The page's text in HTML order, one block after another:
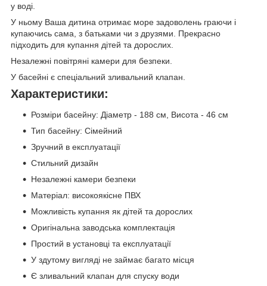
у воді.
У ньому Ваша дитина отримає море задоволень граючи і
купаючись сама, з батьками чи з друзями. Прекрасно
підходить для купання дітей та дорослих.
Незалежні повітряні камери для безпеки.
У басейні є спеціальний зливальний клапан.
Характеристики:
Розміри басейну: Діаметр - 188 см, Висота - 46 см
Тип басейну: Сімейний
Зручний в експлуатації
Стильний дизайн
Незалежні камери безпеки
Матеріал: високоякісне ПВХ
Можливість купання як дітей та дорослих
Оригінальна заводська комплектація
Простий в установці та експлуатації
У здутому вигляді не займає багато місця
Є зливальний клапан для спуску води